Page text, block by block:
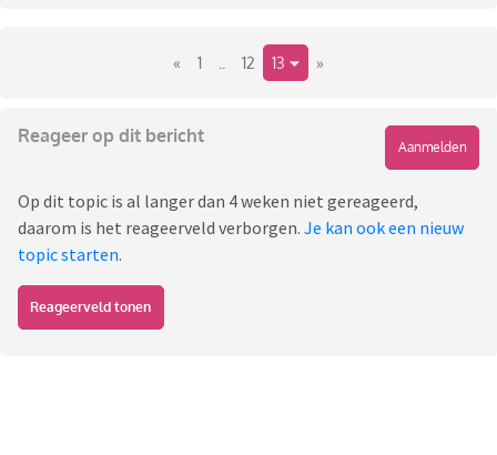
« 1 12 13 »
Reageer op dit bericht
Aanmelden
Op dit topic is al langer dan 4 weken niet gereageerd,
daarom is het reageerveld verborgen. Je kan ook een nieuw
topic starten.
Reageerveld tonen